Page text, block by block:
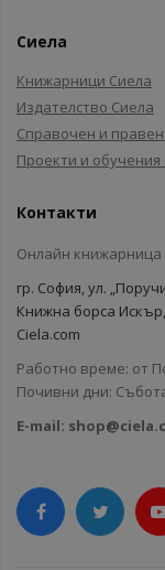
Сиела
Книжарници Сиела
Издателство Сиела
Справочен и
Проекти и обучения
Контакти
Онлайн книжарница
гр. София, ул.
Книжна борса
Ciela.com
Работно време: от
Почивни дни:
E-mail: